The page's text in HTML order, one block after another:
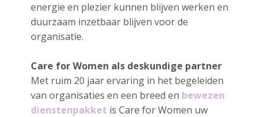
energie en plezier kunnen blijven werken en
duurzaam inzetbaar blijven voor de
organisatie.
Care for Women als deskundige partner
Met ruim 20 jaar ervaring in het begeleiden
van organisaties en een breed en bewezen
dienstenpakket is Care for Women uw